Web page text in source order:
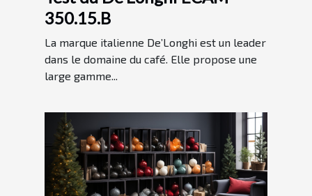
350.15.B
La marque italienne De’Longhi est un leader
dans le domaine du café. Elle propose une
large gamme...